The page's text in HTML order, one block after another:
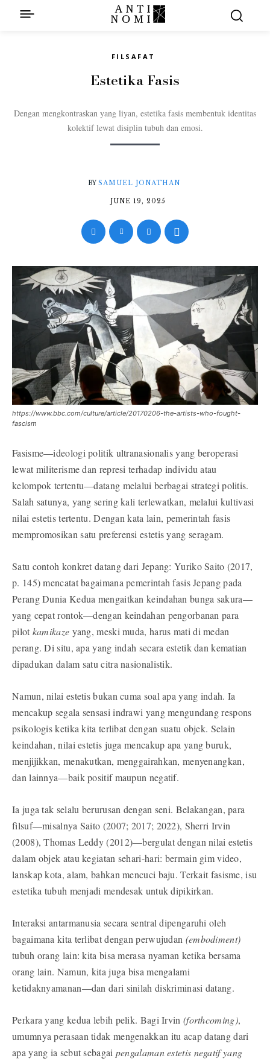
FILSAFAT
Estetika Fasis
Dengan mengkontraskan yang liyan, estetika fasis membentuk identitas
kolektif lewat disiplin tubuh dan emosi.
BY SAMUEL JONATHAN
JUNE 19, 2025
https://www.bbc.com/culture/article/20170206-the-artists-who-fought-
fascism
Fasisme—ideologi politik ultranasionalis yang beroperasi
lewat militerisme dan represi terhadap individu atau
kelompok tertentu—datang melalui berbagai strategi politis.
Salah satunya, yang sering kali terlewatkan, melalui kultivasi
nilai estetis tertentu. Dengan kata lain, pemerintah fasis
mempromosikan satu preferensi estetis yang seragam.
Satu contoh konkret datang dari Jepang: Yuriko Saito (2017,
p. 145) mencatat bagaimana pemerintah fasis Jepang pada
Perang Dunia Kedua mengaitkan keindahan bunga sakura—
yang cepat rontok—dengan keindahan pengorbanan para
pilot kamikaze yang, meski muda, harus mati di medan
perang. Di situ, apa yang indah secara estetik dan kematian
dipadukan dalam satu citra nasionalistik.
Namun, nilai estetis bukan cuma soal apa yang indah. Ia
mencakup segala sensasi indrawi yang mengundang respons
psikologis ketika kita terlibat dengan suatu objek. Selain
keindahan, nilai estetis juga mencakup apa yang buruk,
menjijikkan, menakutkan, menggairahkan, menyenangkan,
dan lainnya—baik positif maupun negatif.
Ia juga tak selalu berurusan dengan seni. Belakangan, para
filsuf—misalnya Saito (2007; 2017; 2022), Sherri Irvin
(2008), Thomas Leddy (2012)—bergulat dengan nilai estetis
dalam objek atau kegiatan sehari-hari: bermain gim video,
lanskap kota, alam, bahkan mencuci baju. Terkait fasisme, isu
estetika tubuh menjadi mendesak untuk dipikirkan.
Interaksi antarmanusia secara sentral dipengaruhi oleh
bagaimana kita terlibat dengan perwujudan (embodiment)
tubuh orang lain: kita bisa merasa nyaman ketika bersama
orang lain. Namun, kita juga bisa mengalami
ketidaknyamanan—dan dari sinilah diskriminasi datang.
Perkara yang kedua lebih pelik. Bagi Irvin (forthcoming),
umumnya perasaan tidak mengenakkan itu acap datang dari
apa yang ia sebut sebagai pengalaman estetis negatif yang